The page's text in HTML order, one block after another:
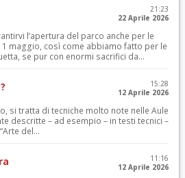
21:23
22 Aprile 2026
l’apertura del parco anche per le
maggio, così come abbiamo fatto per le
se pur con enormi sacrifici da...
15:28
12 Aprile 2026
si tratta di tecniche molto note nelle Aule
descritte – ad esempio – in testi tecnici –
del...
11:16
12 Aprile 2026